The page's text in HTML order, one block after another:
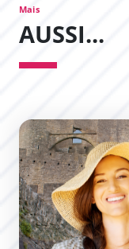
Mais
AUSSI...
Marchés des